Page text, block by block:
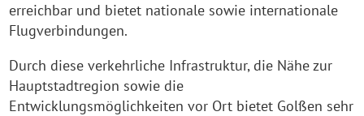
erreichbar und bietet nationale sowie internationale
Flugverbindungen.
Durch diese verkehrliche Infrastruktur, die Nähe zur
Hauptstadtregion sowie die
Entwicklungsmöglichkeiten vor Ort bietet Golßen sehr